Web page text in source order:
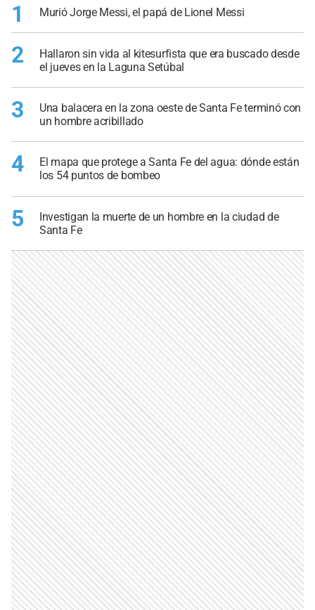
1 Murió Jorge Messi, el papá de Lionel Messi
2
Hallaron sin vida al kitesurfista que era buscado desde
el jueves en la Laguna Setúbal
3
Una balacera en la zona oeste de Santa Fe terminó con
un hombre acribillado
4
El mapa que protege a Santa Fe del agua: dónde están
los 54 puntos de bombeo
5
Investigan la muerte de un hombre en la ciudad de
Santa Fe